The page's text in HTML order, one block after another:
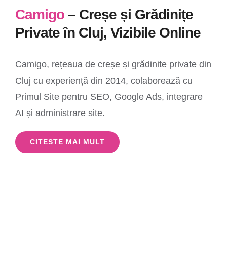
Camigo– Creșe și Grădinițe
Private în Cluj, Vizibile Online
Camigo, rețeaua de creșe și grădinițe private din
Cluj cu experiență din 2014, colaborează cu
Primul Site pentru SEO, Google Ads, integrare
AI și administrare site.
CITESTE MAI MULT